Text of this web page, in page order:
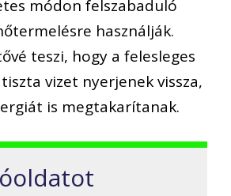
módon felszabaduló
használják.
teszi, hogy a felesleges
vizet nyerjenek vissza,
is megtakarítanak.